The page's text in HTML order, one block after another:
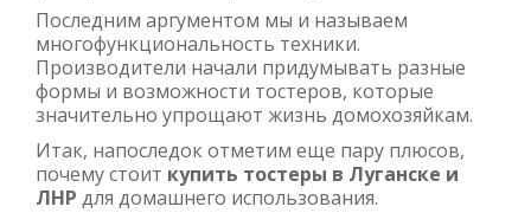
Последним аргументом мы и называем
многофункциональность техники.
Производители начали придумывать разные
формы и возможности тостеров, которые
значительно упрощают жизнь домохозяйкам.
Итак, напоследок отметим еще пару плюсов,
почему стоит купить тостеры в Луганске и
ЛНР для домашнего использования.